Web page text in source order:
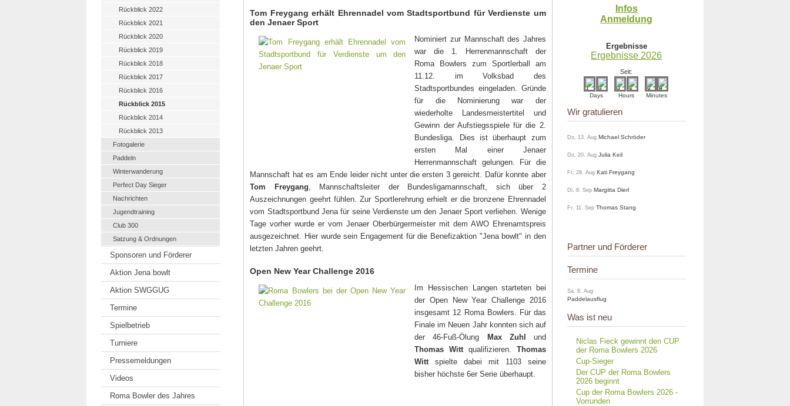
Rückblick 2022
Rückblick 2021
Rückblick 2020
Rückblick 2019
Rückblick 2018
Rückblick 2017
Rückblick 2016
Rückblick 2015
Rückblick 2014
Rückblick 2013
Fotogalerie
Paddeln
Winterwanderung
Perfect Day Sieger
Nachrichten
Jugendtraining
Club 300
Satzung & Ordnungen
Sponsoren und Förderer
Aktion Jena bowlt
Aktion SWGGUG
Termine
Spielbetrieb
Turniere
Pressemeldungen
Videos
Roma Bowler des Jahres
Tom Freygang erhält Ehrennadel vom Stadtsportbund für Verdienste um
den Jenaer Sport
Nominiert zur Mannschaft des Jahres
war die 1. Herrenmannschaft der
Roma Bowlers zum Sportlerball am
11.12. im Volksbad des
Stadtsportbundes eingeladen. Gründe
für die Nominierung war der
wiederholte Landesmeistertitel und
Gewinn der Aufstiegsspiele für die 2.
Bundesliga. Dies ist überhaupt zum
ersten Mal einer Jenaer
Herrenmannschaft gelungen. Für die
Mannschaft hat es am Ende leider nicht unter die ersten 3 gereicht. Dafür konnte aber
Tom Freygang , Mannschaftsleiter der Bundesligamannschaft, sich über 2
Auszeichnungen geehrt fühlen. Zur Sportlerehrung erhielt er die bronzene Ehrennadel
vom Stadtsportbund Jena für seine Verdienste um den Jenaer Sport verliehen. Wenige
Tage vorher wurde er vom Jenaer Oberbürgermeister mit dem AWO Ehrenamtspreis
ausgezeichnet. Hier wurde sein Engagement für die Benefizaktion "Jena bowlt" in den
letzten Jahren geehrt.
Open New Year Challenge 2016
Im Hessischen Langen starteten bei
der Open New Year Challenge 2016
insgesamt 12 Roma Bowlers. Für das
Finale im Neuen Jahr konnten sich auf
der 46-Fuß-Ölung
Max Zuhl
und
Thomas Witt qualifizieren. Thomas
Witt spielte dabei mit 1103 seine
bisher höchste 6er Serie überhaupt.
Infos
Anmeldung
Ergebnisse
Ergebnisse 2026
Seit:
Days Hours Minutes
Wir gratulieren
Do, 13. Aug Michael Schröder
Do, 20. Aug Julia Keil
Fr, 28. Aug Kati Freygang
Di, 8. Sep Margitta Dierl
Fr, 11. Sep Thomas Stang
Partner und Förderer
Termine
Sa, 8. Aug
Paddelausflug
Was ist neu
Niclas Fieck gewinnt den CUP
der Roma Bowlers 2026
Cup-Sieger
Der CUP der Roma Bowlers
2026 beginnt
Cup der Roma Bowlers 2026 -
Vorrunden